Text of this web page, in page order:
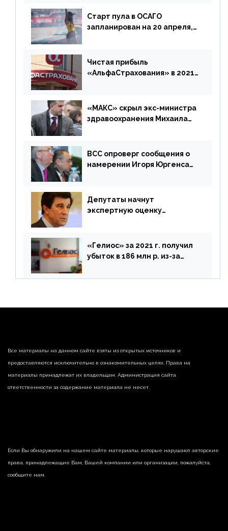
Старт пула в ОСАГО
запланирован на 20 апреля,
дублировать [дополнено]
Чистая прибыль
«АльфаСтрахования» в 2021
«МАКС» скрыл экс-министра
здравоохранения Михаила
ВСС опроверг сообщения о
намерении Игоря Юргенса
Депутаты начнут
экспертную оценку
«Гелиос» за 2021 г. получил
убыток в 186 млн р. из-за
реализации недвижимости
Все материалы на данном сайте взяты из открытых источников и
предоставляются исключительно в ознакомительных целях. Права на
материалы принадлежат их владельцам. Администрация сайта
ответственности за содержание материала не несет.
Если Вы обнаружили на нашем сайте материалы, которые нарушают авторские
права, принадлежащие Вам, Вашей компании или организации, пожалуйста,
сообщите нам.